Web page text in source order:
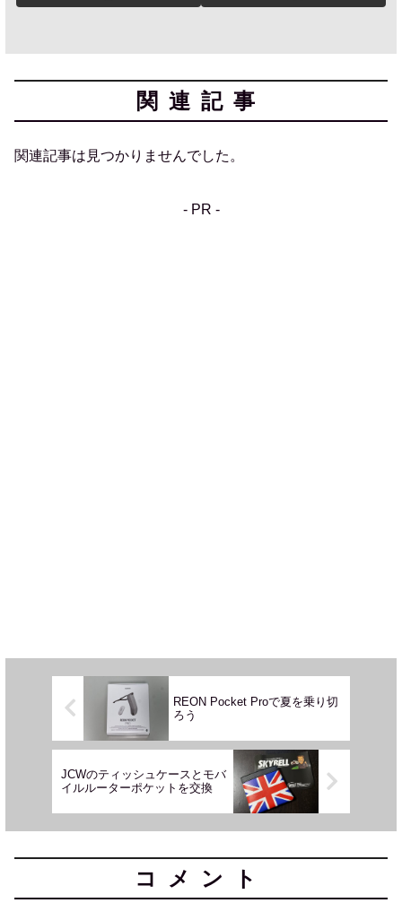
関連記事
関連記事は見つかりませんでした。
- PR -
REON Pocket Proで夏を乗り切
ろう
JCWのティッシュケースとモバ
イルルーターポケットを交換
コメント